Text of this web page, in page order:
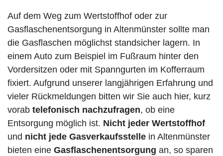
Auf dem Weg zum Wertstoffhof oder zur
Gasflaschenentsorgung in Altenmünster sollte man
die Gasflaschen möglichst standsicher lagern. In
einem Auto zum Beispiel im Fußraum hinter den
Vordersitzen oder mit Spanngurten im Kofferraum
fixiert. Aufgrund unserer langjährigen Erfahrung und
vieler Rückmeldungen bitten wir Sie auch hier, kurz
vorab telefonisch nachzufragen, ob eine
Entsorgung möglich ist. Nicht jeder Wertstoffhof
und nicht jede Gasverkaufsstelle in Altenmünster
bieten eine Gasflaschenentsorgung an, so sparen